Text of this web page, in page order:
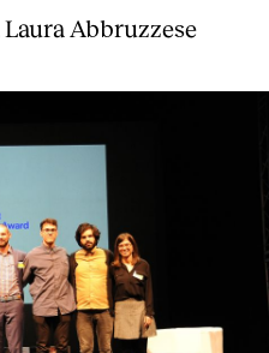
Laura Abbruzzese